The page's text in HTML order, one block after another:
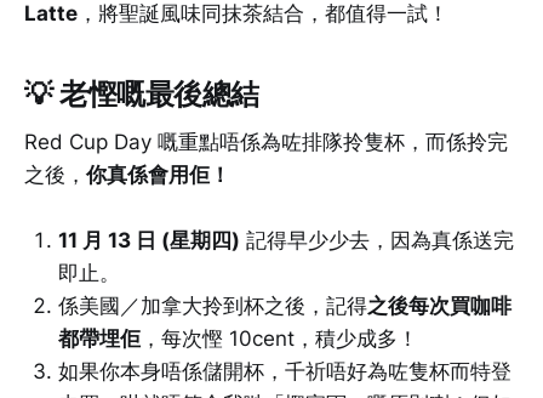
Latte ，將聖誕風味同抹茶結合，都值得一試！
💡 老慳嘅最後總結
Red Cup Day 嘅重點唔係為咗排隊拎隻杯，而係拎完
之後，你真係會用佢！
11 月 13 日 (星期四) 記得早少少去，因為真係送完
即止。
係美國／加拿大拎到杯之後，記得之後每次買咖啡
都帶埋佢 ，每次慳 10cent，積少成多！
如果你本身唔係儲開杯，千祈唔好為咗隻杯而特登